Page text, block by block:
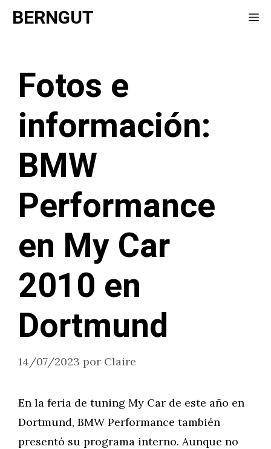
Saltar
BERNGUT
Fotos e
información:
BMW
Performance
en My Car
2010 en
Dortmund
14/07/2023 por Claire
En la feria de tuning My Car de este año en
Dortmund, BMW Performance también
presentó su programa interno. Aunque no